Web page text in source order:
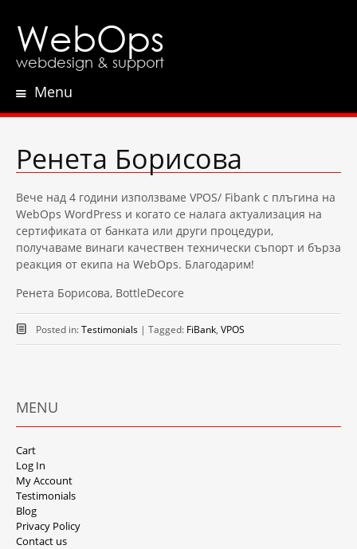
WebOps
webdesign & support
Menu
Ренета Борисова
Вече над 4 години използваме VPOS/ Fibank с плъгина на
WebOps WordPress и когато се налага актуализация на
сертификата от банката или други процедури,
получаваме винаги качествен технически съпорт и бърза
реакция от екипа на WebOps. Благодарим!
Ренета Борисова, BottleDecore
Posted in:Testimonials | Tagged: FiBank, VPOS
MENU
Cart
Log In
My Account
Testimonials
Blog
Privacy Policy
Contact us